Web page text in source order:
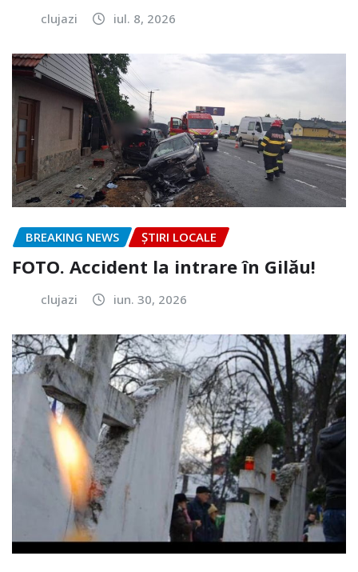
clujazi iul. 8, 2026
BREAKING NEWS ȘTIRI LOCALE
FOTO. Accident la intrare în Gilău!
clujazi iun. 30, 2026